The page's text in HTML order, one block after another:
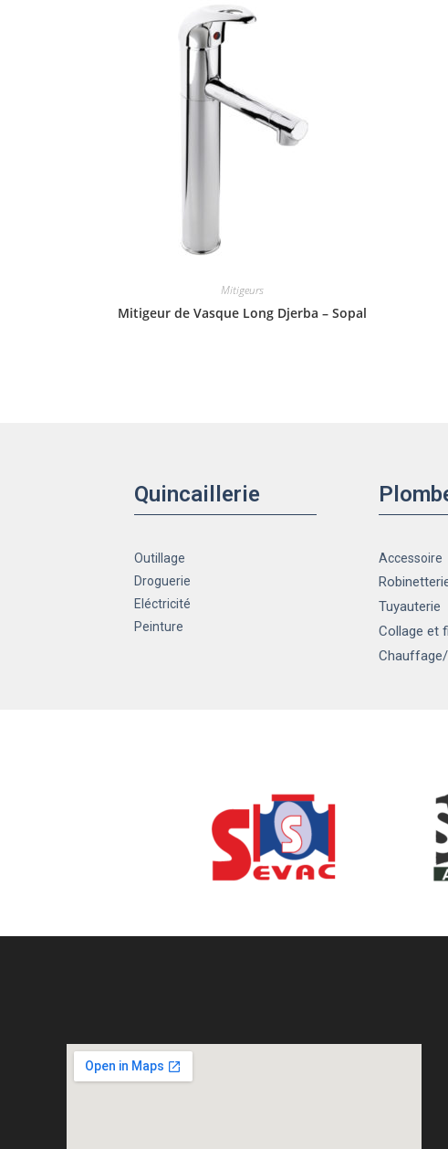
Mitigeurs
Mitigeur de Vasque Long Djerba – Sopal
Quincaillerie
Outillage
Droguerie
Eléctricité
Peinture
Accessoire
Tuyauterie
Collage et
Chauffage